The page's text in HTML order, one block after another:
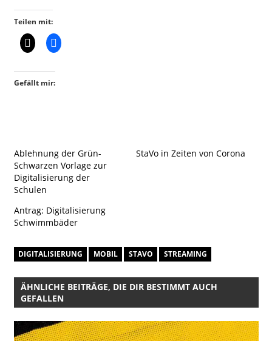
Teilen mit:
Gefällt mir:
Ablehnung der Grün-
Schwarzen Vorlage zur
Digitalisierung der
Schulen
StaVo in Zeiten von Corona
Antrag: Digitalisierung
Schwimmbäder
DIGITALISIERUNG MOBIL STAVO STREAMING
ÄHNLICHE BEITRÄGE, DIE DIR BESTIMMT AUCH
GEFALLEN